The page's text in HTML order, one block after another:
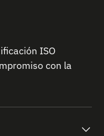
ISO
con la